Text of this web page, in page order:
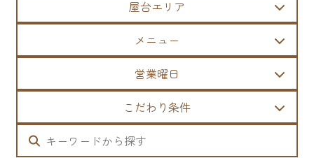
屋台エリア
メニュー
営業曜日
こだわり条件